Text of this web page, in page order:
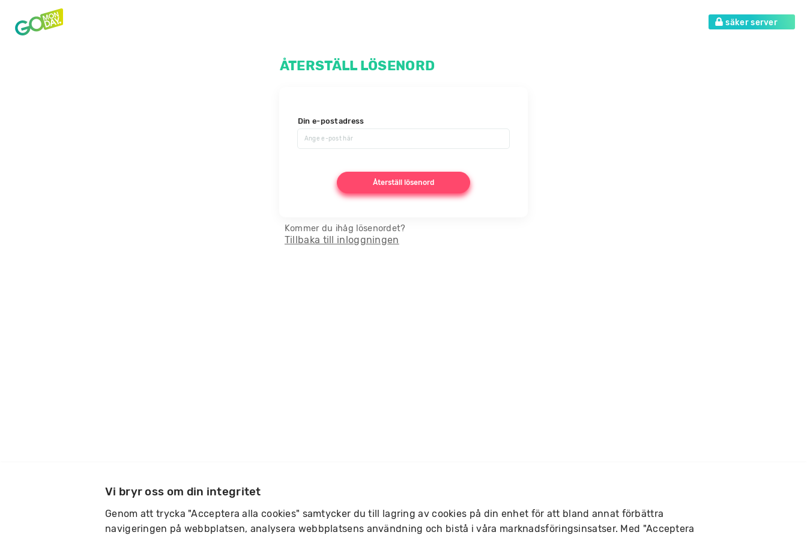
Vi bryr oss om din integritet
Genom att trycka "Acceptera alla cookies" samtycker du till lagring av cookies på din enhet för att bland annat förbättra
navigeringen på webbplatsen, analysera webbplatsens användning och bistå i våra marknadsföringsinsatser. Med "Acceptera
säker server
ÅTERSTÄLL LÖSENORD
Din e-postadress
Återställ lösenord
Kommer du ihåg lösenordet?
Tillbaka till inloggningen